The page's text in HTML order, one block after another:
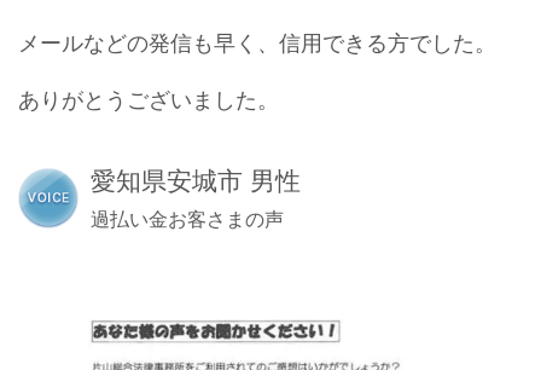
メールなどの発信も早く、信用できる方でした。
ありがとうございました。
愛知県安城市 男性
過払い金お客さまの声